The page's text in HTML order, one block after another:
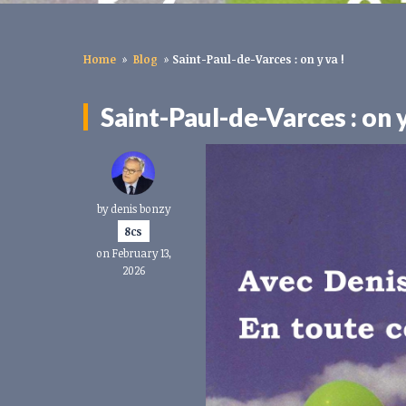
Home » Blog » Saint-Paul-de-Varces : on y va !
Saint-Paul-de-Varces : on
bydenis bonzy
8cs
on February 13,
2026